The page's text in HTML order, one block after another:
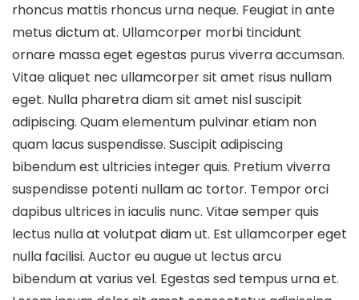
rhoncus mattis rhoncus urna neque. Feugiat in ante
metus dictum at. Ullamcorper morbi tincidunt
ornare massa eget egestas purus viverra accumsan.
Vitae aliquet nec ullamcorper sit amet risus nullam
eget. Nulla pharetra diam sit amet nisl suscipit
adipiscing. Quam elementum pulvinar etiam non
quam lacus suspendisse. Suscipit adipiscing
bibendum est ultricies integer quis. Pretium viverra
suspendisse potenti nullam ac tortor. Tempor orci
dapibus ultrices in iaculis nunc. Vitae semper quis
lectus nulla at volutpat diam ut. Est ullamcorper eget
nulla facilisi. Auctor eu augue ut lectus arcu
bibendum at varius vel. Egestas sed tempus urna et.